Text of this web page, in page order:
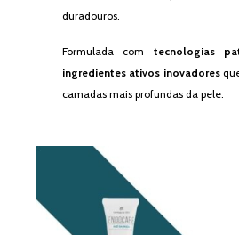
duradouros.
Formulada com tecnologias
ingredientes ativos inovadores
camadas mais profundas da pele.